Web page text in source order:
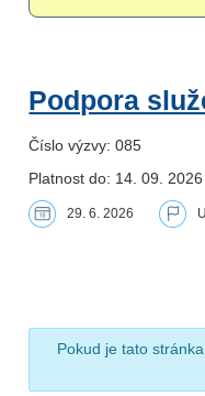
Podpora
Číslo výzvy: 085
Platnost do: 14. 09.
29. 6. 2026
Pokud je tato